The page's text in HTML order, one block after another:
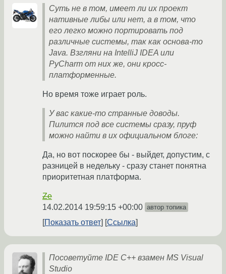
Суть не в том, имеет ли их проект
нативные либы или нет, а в том, что
его легко можно портировать под
различные системы, так как основа-то
Java. Взгляни на IntelliJ IDEA или
PyCharm от них же, они кросс-
платформенные.
Но время тоже играет роль.
У вас какие-то странные доводы.
Пилится под все системы сразу, пруф
можно найти в их официальном блоге:
Да, но вот поскорее бы - выйдет, допустим, с
разницей в недельку - сразу станет понятна
приоритетная платформа.
Ze
14.02.2014 19:59:15 +00:00 автор топика
Показать ответ Ссылка
Посоветуйте IDE C++ взамен MS Visual
Studio